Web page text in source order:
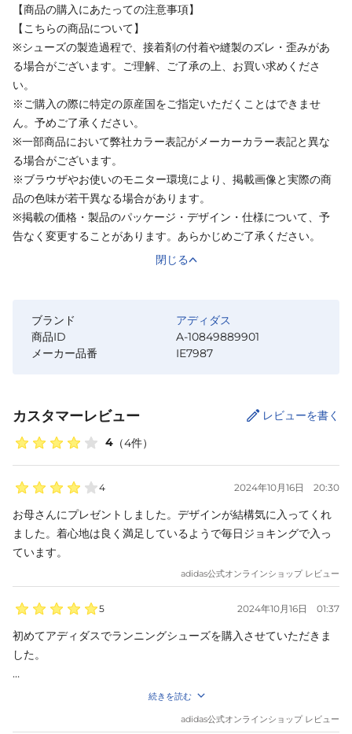
【商品の購入にあたっての注意事項】
【こちらの商品について】
※シューズの製造過程で、接着剤の付着や縫製のズレ・歪みがあ
る場合がございます。ご理解、ご了承の上、お買い求めくださ
い。
※ご購入の際に特定の原産国をご指定いただくことはできませ
ん。予めご了承ください。
※一部商品において弊社カラー表記がメーカーカラー表記と異な
る場合がございます。
※ブラウザやお使いのモニター環境により、掲載画像と実際の商
品の色味が若干異なる場合があります。
※掲載の価格・製品のパッケージ・デザイン・仕様について、予
告なく変更することがあります。あらかじめご了承ください。
閉じる
ブランド
アディダス
商品ID
A-10849889901
メーカー品番
IE7987
カスタマーレビュー
4 （4件）
レビューを書く
4 2024年10月16日 20:30
お母さんにプレゼントしました。デザインが結構気に入ってくれ
ました。着心地は良く満足しているようで毎日ジョキングで入っ
ています。
adidas公式オンラインショップ レビュー
5 2024年10月16日 01:37
初めてアディダスでランニングシューズを購入させていただきま
した。
初めてだったのもあってちょっと値段を落として試し履き感覚で
続きを読む
adidas公式オンラインショップ レビュー